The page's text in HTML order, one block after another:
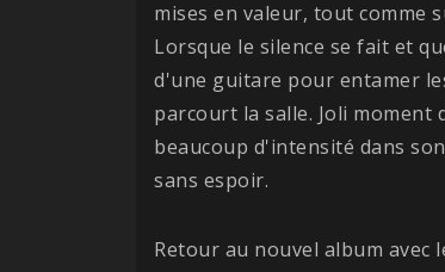
mises en valeur, tout comme
Lorsque le silence se fait et
d'une guitare pour entamer
parcourt la salle. Joli
beaucoup d'intensité dans
sans espoir.
Retour au nouvel album avec